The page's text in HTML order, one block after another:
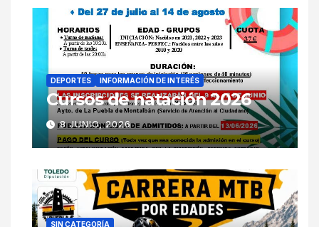
DEPORTES INFORMACIÓN DE INTERÉS
Cursos de natación 2026
8 JUNIO, 2026
SIN CATEGORÍA